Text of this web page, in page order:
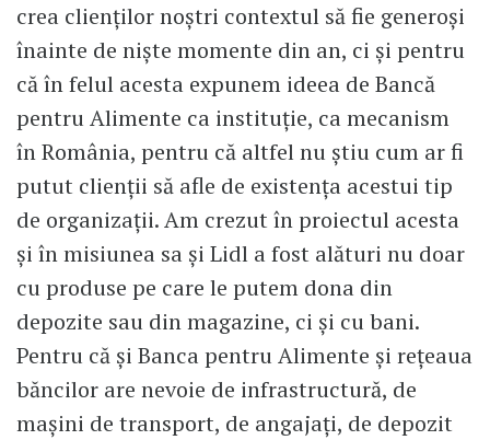
crea clienților noștri contextul să fie generoși
înainte de niște momente din an, ci și pentru
că în felul acesta expunem ideea de Bancă
pentru Alimente ca instituție, ca mecanism
în România, pentru că altfel nu știu cum ar fi
putut clienții să afle de existența acestui tip
de organizații. Am crezut în proiectul acesta
și în misiunea sa și Lidl a fost alături nu doar
cu produse pe care le putem dona din
depozite sau din magazine, ci și cu bani.
Pentru că și Banca pentru Alimente și rețeaua
băncilor are nevoie de infrastructură, de
mașini de transport, de angajați, de depozit